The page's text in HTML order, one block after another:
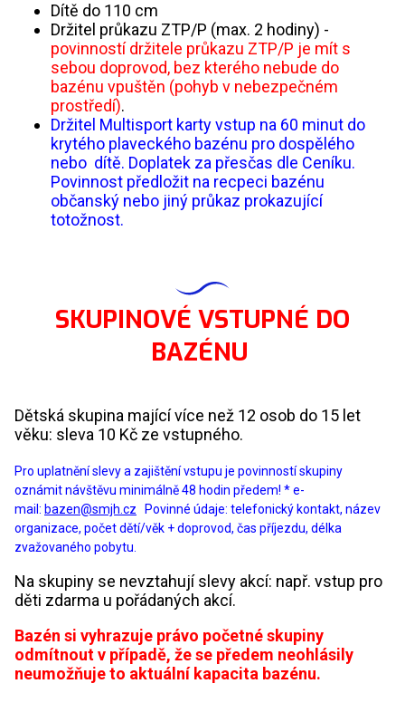
Dítě do 110 cm
Držitel průkazu ZTP/P (max. 2 hodiny) -
povinností držitele průkazu ZTP/P je mít s
sebou doprovod, bez kterého nebude do
bazénu vpuštěn (pohyb v nebezpečném
prostředí).
Držitel Multisport karty vstup na 60 minut do
krytého plaveckého bazénu pro dospělého
nebo dítě. Doplatek za přesčas dle Ceníku.
Povinnost předložit na recpeci bazénu
občanský nebo jiný průkaz prokazující
totožnost.
SKUPINOVÉ VSTUPNÉ DO
BAZÉNU
Dětská skupina mající více než 12 osob do 15 let
věku: sleva 10 Kč ze vstupného.
Pro uplatnění slevy a zajištění vstupu je povinností skupiny
oznámit návštěvu minimálně 48 hodin předem! * e-
mail: bazen@smjh.cz Povinné údaje: telefonický kontakt, název
organizace, počet dětí/věk + doprovod, čas příjezdu, délka
zvažovaného pobytu.
Na skupiny se nevztahují slevy akcí: např. vstup pro
děti zdarma u pořádaných akcí.
Bazén si vyhrazuje právo početné skupiny
odmítnout v případě, že se předem neohlásily
neumožňuje to aktuální kapacita bazénu.